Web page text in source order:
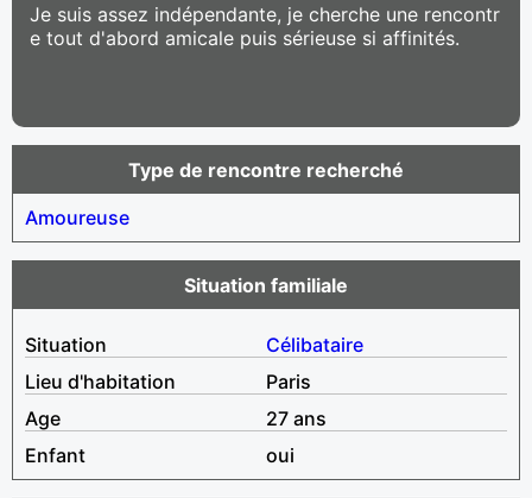
Je suis assez indépendante, je cherche une rencontr
e tout d'abord amicale puis sérieuse si affinités.
Type de rencontre recherché
Amoureuse
Situation familiale
Situation
Célibataire
Lieu d'habitation
Paris
Age
27 ans
Enfant
oui